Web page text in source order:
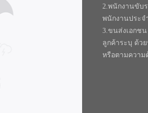
2.พนักงานขับ
พนักงานประจ
3.ขนส่งเอกช
ลูกค้าระบุ ด้วย
หรือตามความ